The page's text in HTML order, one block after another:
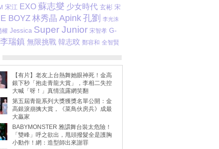
宋江 EXO 蘇志燮 少女時代 玄彬 宋
BOYZ 林秀晶 Apink 孔劉 李光洙
權 Jessica Super Junior 宋智孝 G-
李瑞鎮 無限挑戰 韓志旼 鄭容和 全智賢
【有片】老友上台熱舞她眼神死！金高
銀下秒「抱走青龍大賞」，李相二失控
大喊「呀！」真情流露網笑翻
第五屆青龍系列大獎獲獎名單公開：金
高銀淚崩擒大賞，《菜鳥伙房兵》成最
大贏家
BABYMONSTER 雅譞舞台裝太危險！
「雙峰」呼之欲出，甩頭撥髮全是護胸
小動作！網：造型師出來謝罪